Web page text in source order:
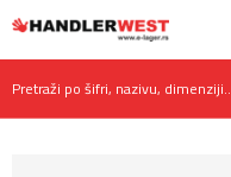
Pretraži po šifri, nazivu, dimenziji..